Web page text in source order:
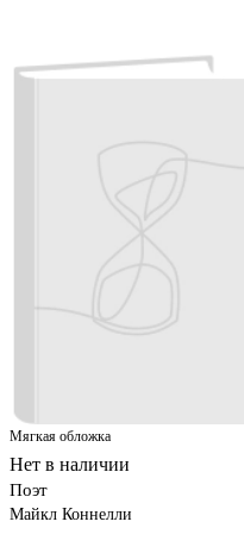
Мягкая обложка
Нет в наличии
Поэт
Майкл Коннелли